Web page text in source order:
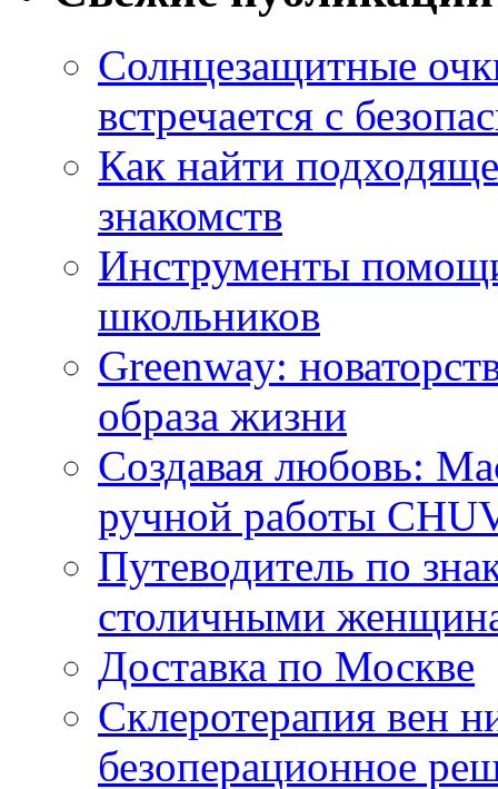
Солнцезащитные
встречается с
Как найти
знакомств
Инструменты
школьников
Greenway:
образа жизни
Создавая любовь:
ручной работы
Путеводитель по
столичными
Доставка по Москве
Склеротерапия вен
безоперационное